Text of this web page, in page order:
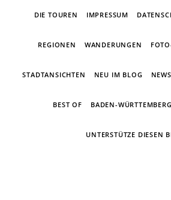
DIE TOUREN IMPRESSUM
REGIONEN WANDERUNGEN
STADTANSICHTEN NEU IM BLOG
BEST OF BADEN-
UNTERSTÜTZE DIESEN